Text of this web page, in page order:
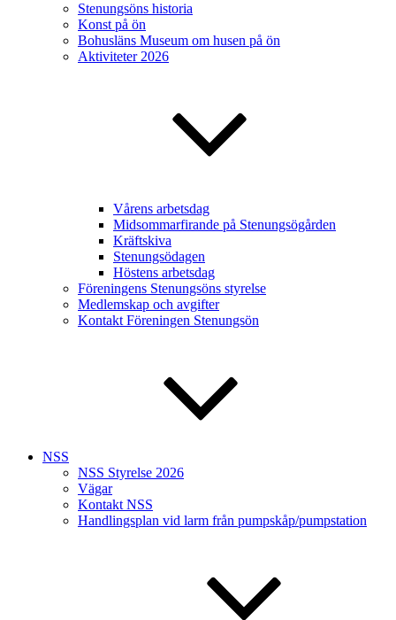
Stenungsöns historia
Konst på ön
Bohusläns Museum om husen på ön
Aktiviteter 2026
Vårens arbetsdag
Midsommarfirande på Stenungsögården
Kräftskiva
Stenungsödagen
Höstens arbetsdag
Föreningens Stenungsöns styrelse
Medlemskap och avgifter
Kontakt Föreningen Stenungsön
NSS
NSS Styrelse 2026
Vägar
Kontakt NSS
Handlingsplan vid larm från pumpskåp/pumpstation